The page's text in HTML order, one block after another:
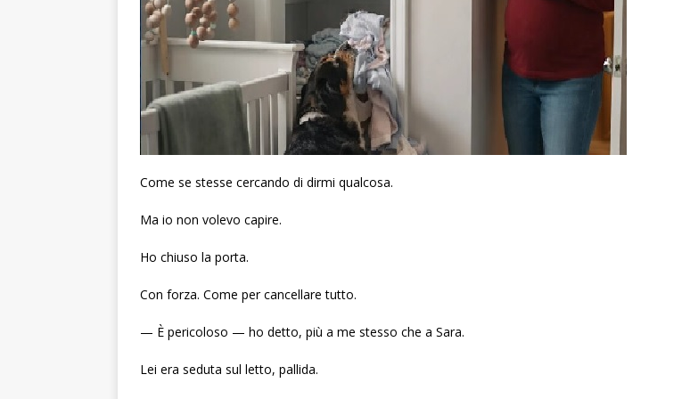
Come se stesse cercando di dirmi qualcosa.
Ma io non volevo capire.
Ho chiuso la porta.
Con forza. Come per cancellare tutto.
— È pericoloso — ho detto, più a me stesso che a Sara.
Lei era seduta sul letto, pallida.